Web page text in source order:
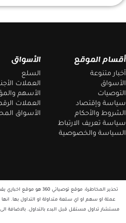
أقسام الموقع
أخبار متنوعة
الأسواق
التوصيات
سياسة وإقتصاد
الشروط والأحكام
سياسة تعريف الارتباط
السياسة والخصوصية
الأسواق
السلع
العملات
الأسهم
العملات
الأسواق
تحذير المخاطرة: موقع
عملة او سهم او اي سلعة متداولة او التداول بها.
مستشار تداول مستقل قبل البدء بالتداول. بالاضافة